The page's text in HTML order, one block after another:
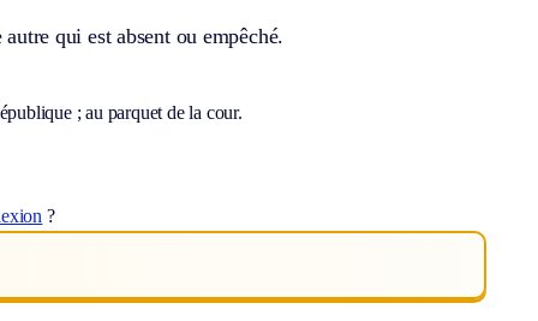
qui est absent ou empêché.
; au parquet de la cour.
?